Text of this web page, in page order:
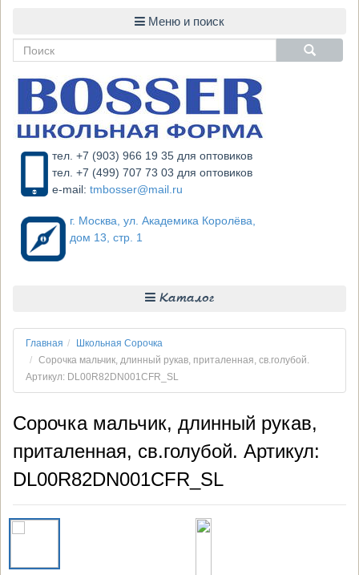
тел. +7 (903) 966 19 35 для оптовиков
тел. +7 (499) 707 73 03 для оптовиков
e-mail: tmbosser@mail.ru
г. Москва, ул. Академика Королёва,
дом 13, стр. 1
Каталог
Главная
Школьная Сорочка
Сорочка мальчик, длинный рукав, приталенная, св.голубой.
Артикул: DL00R82DN001CFR_SL
Сорочка мальчик, длинный рукав,
приталенная, св.голубой. Артикул:
DL00R82DN001CFR_SL